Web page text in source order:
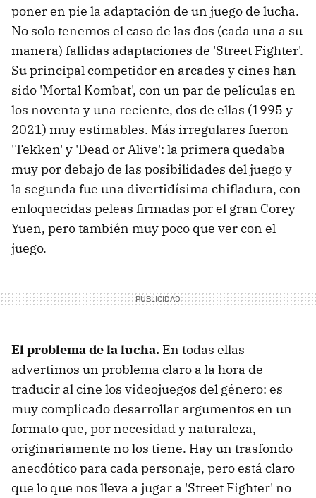
poner en pie la adaptación de un juego de lucha.
No solo tenemos el caso de las dos (cada una a su
manera) fallidas adaptaciones de 'Street Fighter'.
Su principal competidor en arcades y cines han
sido 'Mortal Kombat', con un par de películas en
los noventa y una reciente, dos de ellas (1995 y
2021) muy estimables. Más irregulares fueron
'Tekken' y 'Dead or Alive': la primera quedaba
muy por debajo de las posibilidades del juego y
la segunda fue una divertidísima chifladura, con
enloquecidas peleas firmadas por el gran Corey
Yuen, pero también muy poco que ver con el
juego.
El problema de la lucha. En todas ellas
advertimos un problema claro a la hora de
traducir al cine los videojuegos del género: es
muy complicado desarrollar argumentos en un
formato que, por necesidad y naturaleza,
originariamente no los tiene. Hay un trasfondo
anecdótico para cada personaje, pero está claro
que lo que nos lleva a jugar a 'Street Fighter' no